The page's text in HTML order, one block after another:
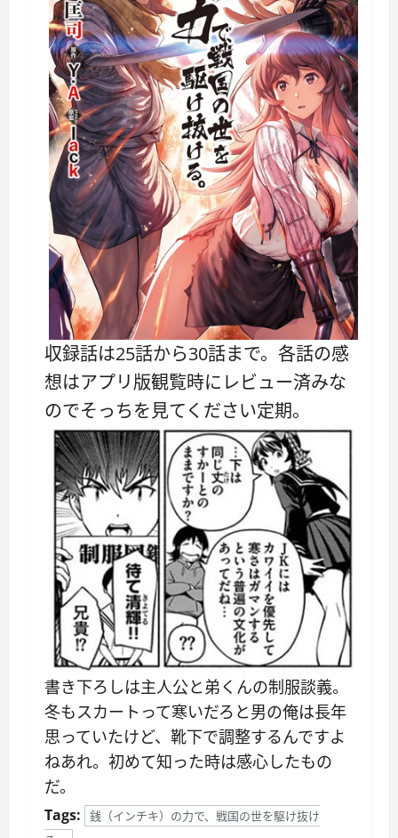
収録話は25話から30話まで。各話の感
想はアプリ版観覧時にレビュー済みな
のでそっちを見てください定期。
書き下ろしは主人公と弟くんの制服談義。
冬もスカートって寒いだろと男の俺は長年
思っていたけど、靴下で調整するんですよ
ねあれ。初めて知った時は感心したもの
だ。
Tags:
銭（インチキ）の力で、戦国の世を駆け抜け